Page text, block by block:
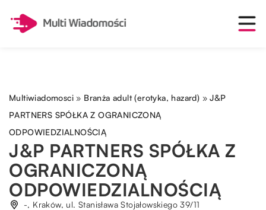
Multiwiadomosci » Branża adult (erotyka, hazard) »J&P
PARTNERS SPÓŁKA Z OGRANICZONĄ
ODPOWIEDZIALNOŚCIĄ
J&P PARTNERS SPÓŁKA Z
OGRANICZONĄ
ODPOWIEDZIALNOŚCIĄ
-, Kraków, ul. Stanisława Stojałowskiego 39/11